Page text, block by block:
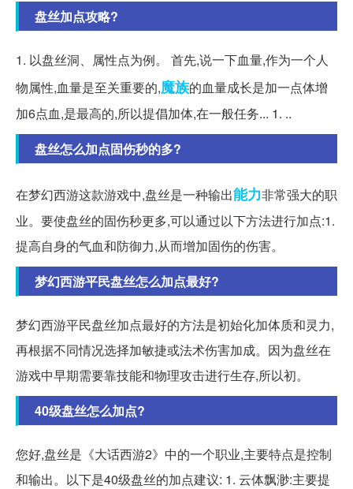
盘丝加点攻略?
1. 以盘丝洞、属性点为例。 首先,说一下血量,作为一个人
物属性,血量是至关重要的,魔族的血量成长是加一点体增
加6点血,是最高的,所以提倡加体,在一般任务... 1. ..
盘丝怎么加点固伤秒的多?
在梦幻西游这款游戏中,盘丝是一种输出能力非常强大的职
业。要使盘丝的固伤秒更多,可以通过以下方法进行加点:1.
提高自身的气血和防御力,从而增加固伤的伤害。
梦幻西游平民盘丝怎么加点最好?
梦幻西游平民盘丝加点最好的方法是初始化加体质和灵力,
再根据不同情况选择加敏捷或法术伤害加成。因为盘丝在
游戏中早期需要靠技能和物理攻击进行生存,所以初。
40级盘丝怎么加点?
您好,盘丝是《大话西游2》中的一个职业,主要特点是控制
和输出。以下是40级盘丝的加点建议: 1. 云体飘渺:主要提